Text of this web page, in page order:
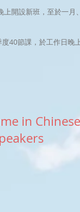
開設新班，至於一
40節課，於工作日晚
in Chinese